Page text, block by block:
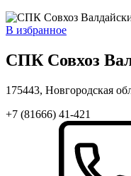
В избранное
СПК Совхоз
175443, Новгородская
+7 (81666) 41-421